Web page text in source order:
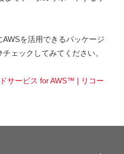
を活用できるパッケージ
ェックしてみてください。
サービス for AWS™ | リコー